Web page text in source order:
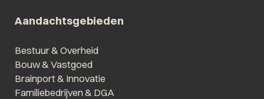
Aandachtsgebieden
Bestuur & Overheid
Bouw & Vastgoed
Brainport & Innovatie
Familiebedrijven & DGA